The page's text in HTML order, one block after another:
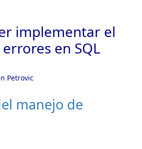
implementar el
en SQL
Petrovic
manejo de